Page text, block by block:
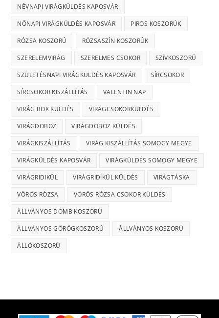
NÉVNAPI VIRÁGKÜLDÉS KAPOSVÁR
NŐNAPI VIRÁGKÜLDÉS KAPOSVÁR PIROS KOSZORÚK
RÓZSA KOSZORÚ RÓZSASZÍN KOSZORÚK
SZERELEMVIRÁG SZERELMES CSOKOR SZÍVKOSZORÚ
SZÜLETÉSNAPI VIRÁGKÜLDÉS KAPOSVÁR SÍRCSOKOR
SÍRCSOKOR KISZÁLLÍTÁS VALENTIN NAP
VIRÁG BOX KÜLDÉS VIRÁGCSOKORKÜLDÉS
VIRÁGDOBOZ VIRÁGDOBOZ KÜLDÉS
VIRÁGKISZÁLLÍTÁS VIRÁG KISZÁLLÍTÁS SOMOGY MEGYE
VIRÁGKÜLDÉS KAPOSVÁR VIRÁGKÜLDÉS SOMOGY MEGYE
VIRÁGRIDIKÜL VIRÁGRIDIKÜL KÜLDÉS VIRÁGTÁSKA
VÖRÖS RÓZSA VÖRÖS RÓZSA CSOKOR KÜLDÉS
ÁLLVÁNYOS DOMB KOSZORÚ
ÁLLVÁNYOS GÖRÖGKOSZORÚ ÁLLVÁNYOS KOSZORÚ
ÁLLÓKOSZORÚ